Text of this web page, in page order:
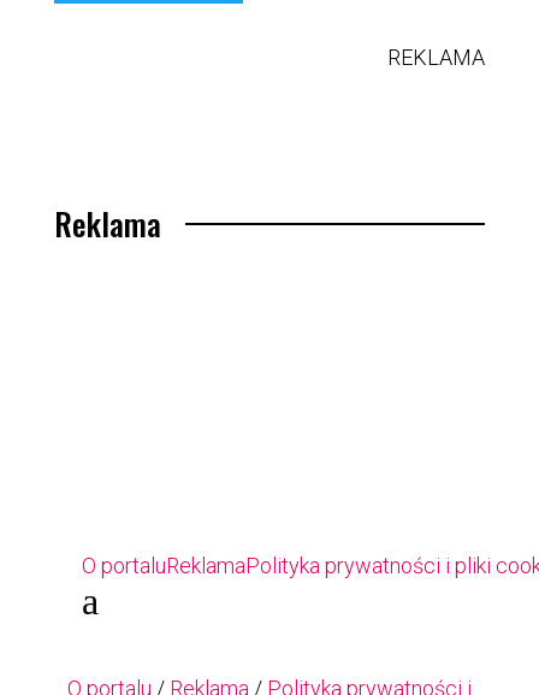
REKLAMA
Reklama
O portaluReklamaPolityka prywatności i pliki
a
O portalu / Reklama / Polityka prywatności i